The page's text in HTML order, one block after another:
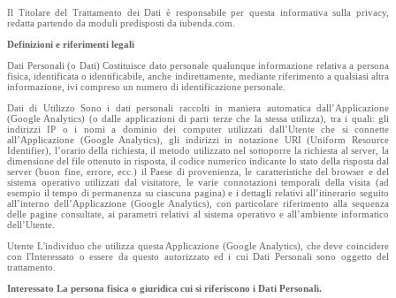
Il Titolare del Trattamento dei Dati è responsabile per questa informativa sulla privacy,
redatta partendo da moduli predisposti da iubenda.com.
Definizioni e riferimenti legali
Dati Personali (o Dati) Costituisce dato personale qualunque informazione relativa a persona
fisica, identificata o identificabile, anche indirettamente, mediante riferimento a qualsiasi altra
informazione, ivi compreso un numero di identificazione personale.
Dati di Utilizzo Sono i dati personali raccolti in maniera automatica dall’Applicazione
(Google Analytics) (o dalle applicazioni di parti terze che la stessa utilizza), tra i quali: gli
indirizzi IP o i nomi a dominio dei computer utilizzati dall’Utente che si connette
all’Applicazione (Google Analytics), gli indirizzi in notazione URI (Uniform Resource
Identifier), l’orario della richiesta, il metodo utilizzato nel sottoporre la richiesta al server, la
dimensione del file ottenuto in risposta, il codice numerico indicante lo stato della risposta dal
server (buon fine, errore, ecc.) il Paese di provenienza, le caratteristiche del browser e del
sistema operativo utilizzati dal visitatore, le varie connotazioni temporali della visita (ad
esempio il tempo di permanenza su ciascuna pagina) e i dettagli relativi all’itinerario seguito
all’interno dell’Applicazione (Google Analytics), con particolare riferimento alla sequenza
delle pagine consultate, ai parametri relativi al sistema operativo e all’ambiente informatico
dell’Utente.
Utente L'individuo che utilizza questa Applicazione (Google Analytics), che deve coincidere
con l'Interessato o essere da questo autorizzato ed i cui Dati Personali sono oggetto del
trattamento.
Interessato La persona fisica o giuridica cui si riferiscono i Dati Personali.